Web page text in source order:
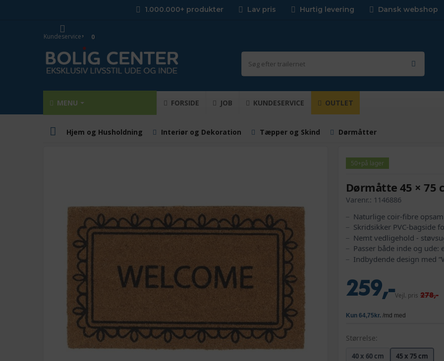
1.000.000+ produkter Lav pris Hurtig levering Dansk webshop
Kundeservice 0
MENU FORSIDE JOB KUNDESERVICE OUTLET
Hjem og Husholdning Interiør og Dekoration Tæpper og Skind Dørmåtter
50+på lager
Dørmåtte 45 × 75
Varenr.: 1146886
Naturlige coir-fibre
Skridsikker PVC-bagside
Nemt vedligehold -
Passer både inde og ude:
Indbydende design med
259,-Vejl. pris 278,-
Størrelse:
40 x 60 cm 45 x 75 cm